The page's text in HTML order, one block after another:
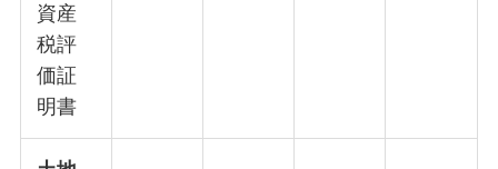
資産
税評
価証
明書